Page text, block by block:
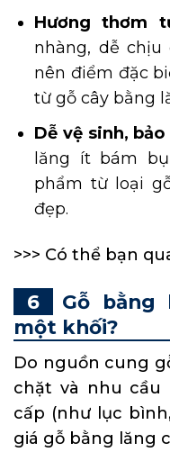
Hương thơm
nhàng, dễ
nên điểm đặc
từ gỗ cây bằng
Dễ vệ sinh, bảo
lăng ít bám
phẩm từ loại
đẹp.
>>> Có thể bạn
Gỗ bằng
một khối?
Do nguồn cung
chặt và nhu cầu
cấp (như lục
giá gỗ bằng lăng